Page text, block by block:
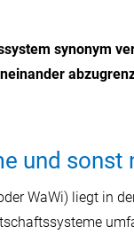
synonym
und sonst
WaWi) liegt in